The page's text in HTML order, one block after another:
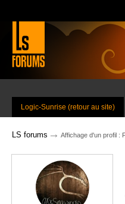
Logic-Sunrise (retour au site)
LS forums → Affichage d'un profil :